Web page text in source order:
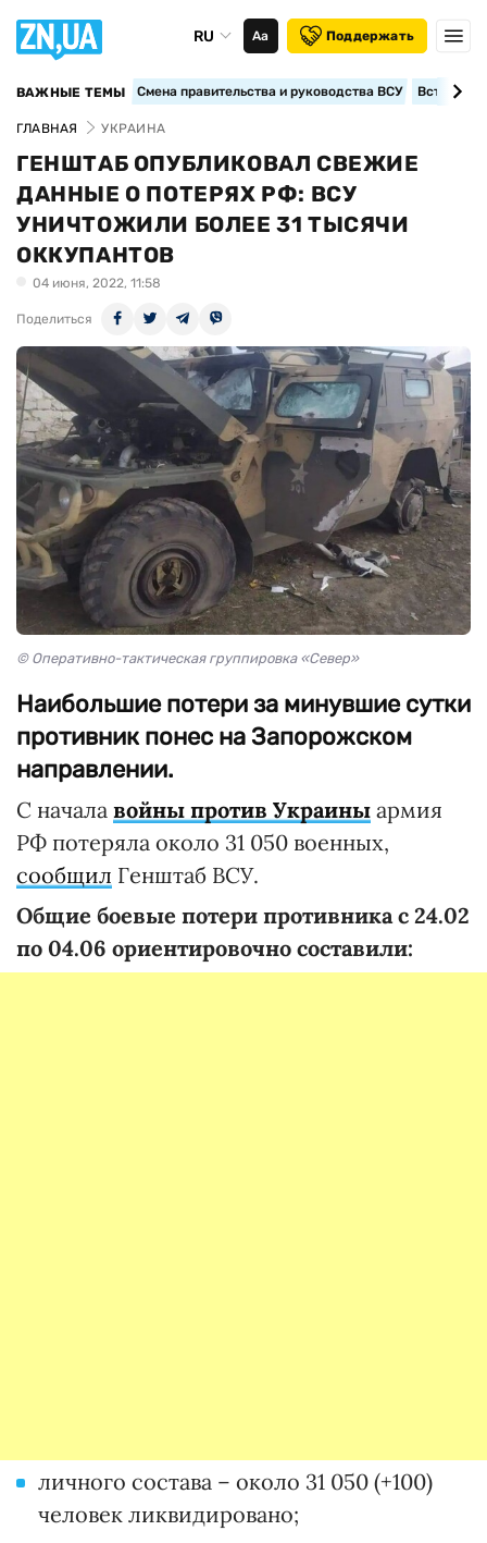
RU Аа Поддержать
ВАЖНЫЕ ТЕМЫ Смена правительства и руководства ВСУ
ГЛАВНАЯ УКРАИНА
ГЕНШТАБ ОПУБЛИКОВАЛ СВЕЖИЕ
ДАННЫЕ О ПОТЕРЯХ РФ: ВСУ
УНИЧТОЖИЛИ БОЛЕЕ 31 ТЫСЯЧИ
ОККУПАНТОВ
04 июня, 2022, 11:58
Поделиться
© Оперативно-тактическая группировка «Север»
Наибольшие потери за минувшие сутки
противник понес на Запорожском
направлении.
С начала войны против Украины армия
РФ потеряла около 31 050 военных,
сообщил Генштаб ВСУ.
Общие боевые потери противника с 24.02
по 04.06 ориентировочно составили:
личного состава – около 31 050 (+100)
человек ликвидировано;